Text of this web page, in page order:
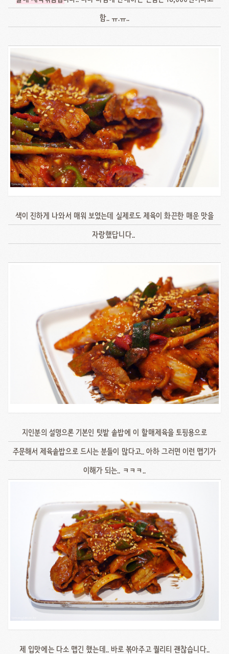
함.. ㅠ.ㅠ..
색이 진하게 나와서 매워 보였는데 실제로도 제육이 화끈한 매운 맛을
자랑했답니다..
지인분의 설명으론 기본인 텃밭 솥밥에 이 할매제육을 토핑용으로
주문해서 제육솥밥으로 드시는 분들이 많다고.. 아하 그러면 이런 맵기가
이해가 되는.. ㅋㅋㅋ..
제 입맛에는 다소 맵긴 했는데.. 바로 볶아주고 퀄리티 괜찮습니다..